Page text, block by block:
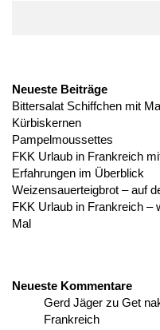
Neueste Beiträge
Bittersalat Schiffchen mit
Kürbiskernen
Pampelmoussettes
FKK Urlaub in Frankreich
Erfahrungen im Überblick
Weizensauerteigbrot – auf
FKK Urlaub in Frankreich –
Mal
Neueste Kommentare
Gerd Jäger zu Get
Frankreich